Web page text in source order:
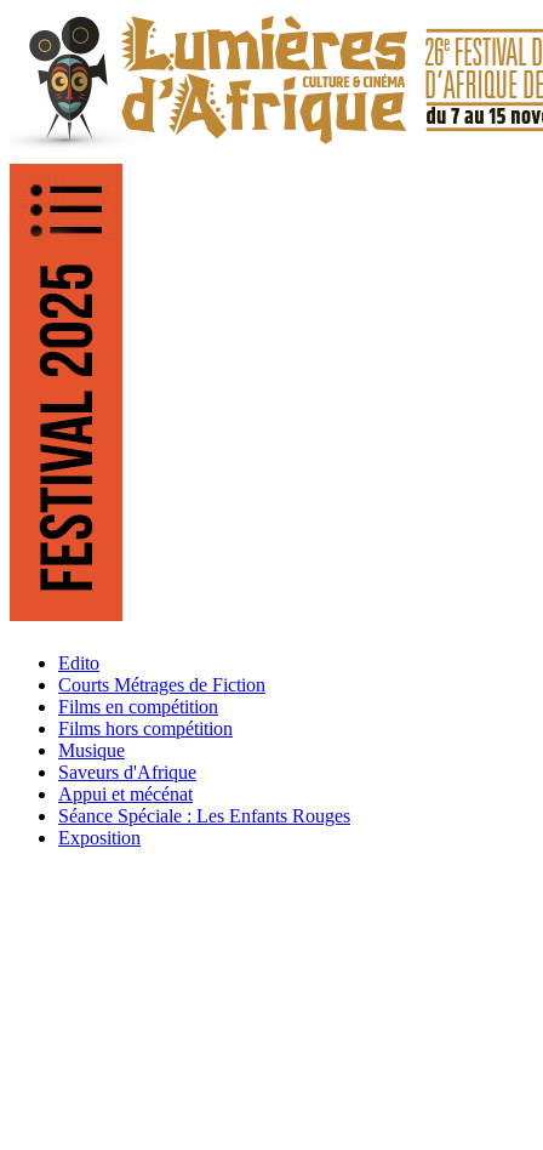
Edito
Courts Métrages de Fiction
Films en compétition
Films hors compétition
Musique
Saveurs d'Afrique
Appui et mécénat
Séance Spéciale : Les Enfants Rouges
Exposition